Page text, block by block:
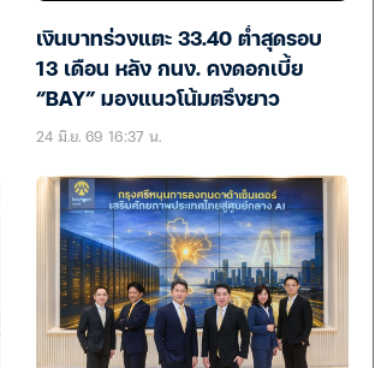
เงินบาทร่วงแตะ 33.40 ต่ำสุดรอบ
13 เดือน หลัง กนง. คงดอกเบี้ย
“BAY” มองแนวโน้มตรึงยาว
24 มิ.ย. 69 16:37 น.